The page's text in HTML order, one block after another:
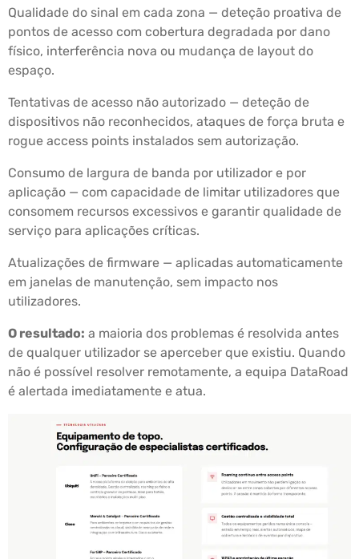
Qualidade do sinal em cada zona — deteção proativa de
pontos de acesso com cobertura degradada por dano
físico, interferência nova ou mudança de layout do
espaço.
Tentativas de acesso não autorizado — deteção de
dispositivos não reconhecidos, ataques de força bruta e
rogue access points instalados sem autorização.
Consumo de largura de banda por utilizador e por
aplicação — com capacidade de limitar utilizadores que
consomem recursos excessivos e garantir qualidade de
serviço para aplicações críticas.
Atualizações de firmware — aplicadas automaticamente
em janelas de manutenção, sem impacto nos
utilizadores.
O resultado: a maioria dos problemas é resolvida antes
de qualquer utilizador se aperceber que existiu. Quando
não é possível resolver remotamente, a equipa DataRoad
é alertada imediatamente e atua.